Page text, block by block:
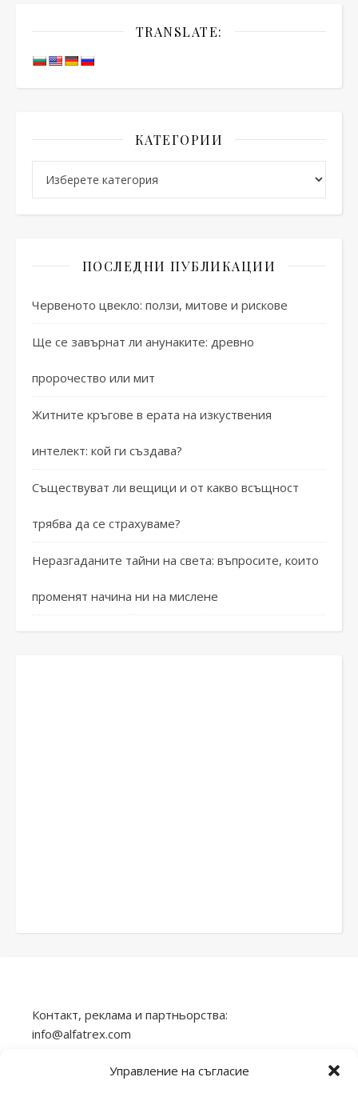
Управление на съгласие
TRANSLATE:
КАТЕГОРИИ
ПОСЛЕДНИ ПУБЛИКАЦИИ
Червеното цвекло: ползи, митове и рискове
Ще се завърнат ли анунаките: древно
пророчество или мит
Житните кръгове в ерата на изкуствения
интелект: кой ги създава?
Съществуват ли вещици и от какво всъщност
трябва да се страхуваме?
Неразгаданите тайни на света: въпросите, които
променят начина ни на мислене
Контакт, реклама и партньорства:
info@alfatrex.com
Използването или публикуването на част или
цялото съдържание от сайта veilend.com без